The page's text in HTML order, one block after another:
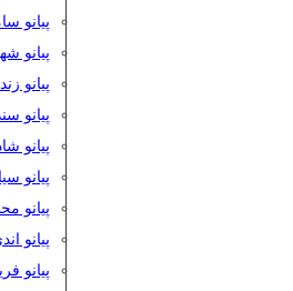
پیانو
پیانو
پیانو
پیانو
پیانو
پیانو
پیانو
پیانو
پیانو